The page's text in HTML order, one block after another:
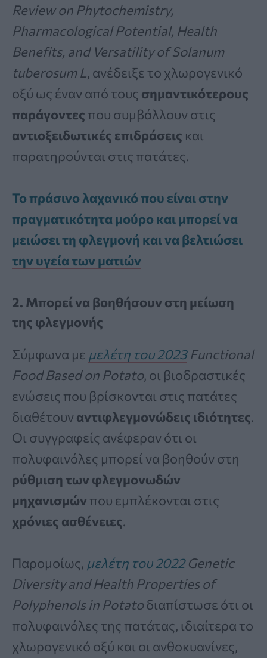
Review on Phytochemistry,
Pharmacological Potential, Health
Benefits, and Versatility of Solanum
tuberosum L, ανέδειξε το χλωρογενικό
οξύ ως έναν από τους σημαντικότερους
παράγοντες που συμβάλλουν στις
αντιοξειδωτικές επιδράσεις και
παρατηρούνται στις πατάτες.
Το πράσινο λαχανικό που είναι στην
πραγματικότητα μούρο και μπορεί να
μειώσει τη φλεγμονή και να βελτιώσει
την υγεία των ματιών
2. Μπορεί να βοηθήσουν στη μείωση
της φλεγμονής
Σύμφωνα με μελέτη του 2023Functional
Food Based on Potato, οι βιοδραστικές
ενώσεις που βρίσκονται στις πατάτες
διαθέτουν αντιφλεγμονώδεις ιδιότητες.
Οι συγγραφείς ανέφεραν ότι οι
πολυφαινόλες μπορεί να βοηθούν στη
ρύθμιση των φλεγμονωδών
μηχανισμών που εμπλέκονται στις
χρόνιες ασθένειες.
Παρομοίως, μελέτη του 2022 Genetic
Diversity and Health Properties of
Polyphenols in Potatoδιαπίστωσε ότι οι
πολυφαινόλες της πατάτας, ιδιαίτερα το
χλωρογενικό οξύ και οι ανθοκυανίνες,